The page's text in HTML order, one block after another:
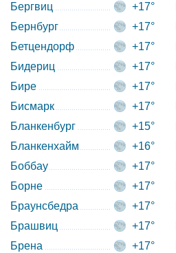
Бергвиц
+17°
Бернбург
+17°
Бетцендорф
+17°
Бидериц
+17°
Бире
+17°
Бисмарк
+17°
Бланкенбург
+15°
Бланкенхайм
+16°
Боббау
+17°
Борне
+17°
Браунсбедра
+17°
Брашвиц
+17°
Брена
+17°